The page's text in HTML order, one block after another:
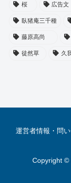
桜 広告文
臥猪庵三千種
藤原高尚
徒然草 久
運営者情報・問
Copyright ©